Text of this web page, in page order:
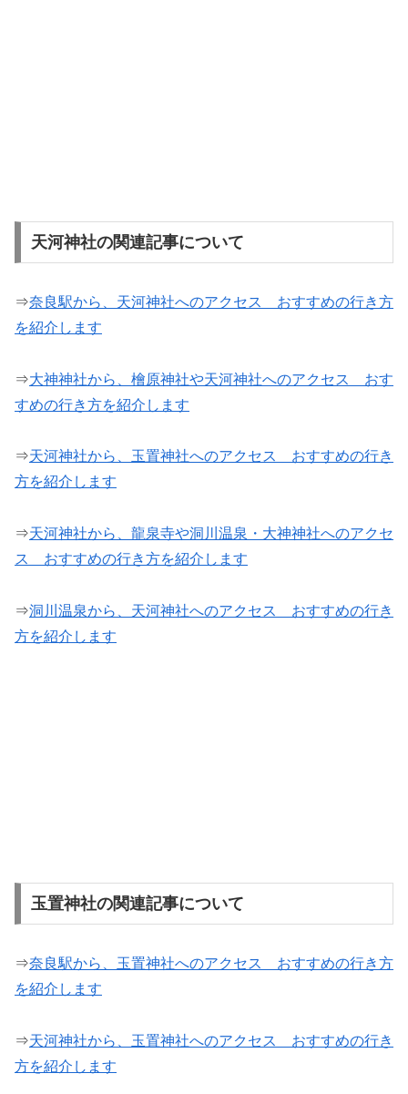
天河神社の関連記事について
⇒奈良駅から、天河神社へのアクセス おすすめの行き方
を紹介します
⇒大神神社から、檜原神社や天河神社へのアクセス おす
すめの行き方を紹介します
⇒天河神社から、玉置神社へのアクセス おすすめの行き
方を紹介します
⇒天河神社から、龍泉寺や洞川温泉・大神神社へのアクセ
ス おすすめの行き方を紹介します
⇒洞川温泉から、天河神社へのアクセス おすすめの行き
方を紹介します
玉置神社の関連記事について
⇒奈良駅から、玉置神社へのアクセス おすすめの行き方
を紹介します
⇒天河神社から、玉置神社へのアクセス おすすめの行き
方を紹介します